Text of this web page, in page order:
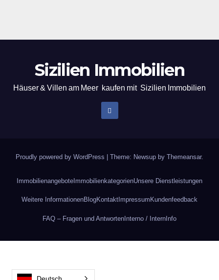
Sizilien Immobilien
Häuser & Villen am Meer kaufen mit Sizilien Immobilien
Proudly powered by WordPress Theme: Newsup by Themeansar.
ImmobilienangeboteImmobilienkategorienUnsere Dienstleistungen
Weitere InformationenBlogKontakt Impressum Kundenfeedback
FAQ – Fragen und Antworten Interno / Intern Info